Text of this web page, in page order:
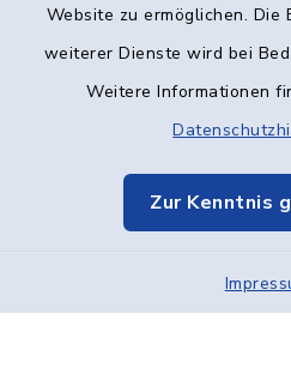
Website zu ermöglichen. Die
weiterer Dienste wird bei
Weitere Informationen
Zur Kenntnis
Elektronische